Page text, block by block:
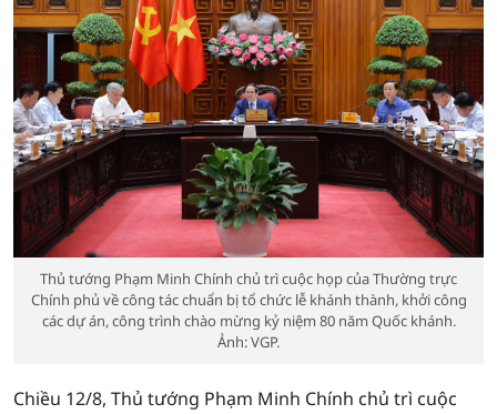
Thủ tướng Phạm Minh Chính chủ trì cuộc họp của Thường trực
Chính phủ về công tác chuẩn bị tổ chức lễ khánh thành, khởi công
các dự án, công trình chào mừng kỷ niệm 80 năm Quốc khánh.
Ảnh: VGP.
Chiều 12/8, Thủ tướng Phạm Minh Chính chủ trì cuộc